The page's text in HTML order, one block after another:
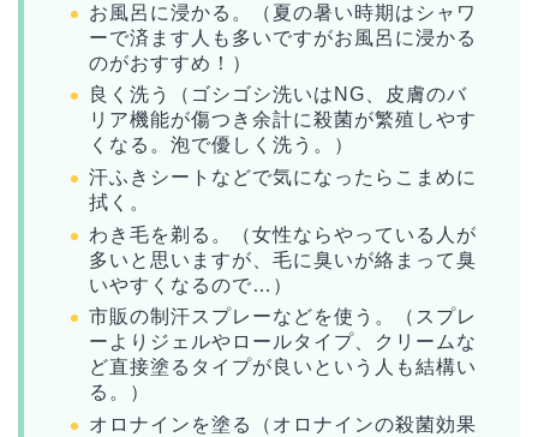
お風呂に浸かる。（夏の暑い時期はシャワ
ーで済ます人も多いですがお風呂に浸かる
のがおすすめ！）
良く洗う（ゴシゴシ洗いはNG、皮膚のバ
リア機能が傷つき余計に殺菌が繁殖しやす
くなる。泡で優しく洗う。）
汗ふきシートなどで気になったらこまめに
拭く。
わき毛を剃る。（女性ならやっている人が
多いと思いますが、毛に臭いが絡まって臭
いやすくなるので…）
市販の制汗スプレーなどを使う。（スプレ
ーよりジェルやロールタイプ、クリームな
ど直接塗るタイプが良いという人も結構い
る。）
オロナインを塗る（オロナインの殺菌効果